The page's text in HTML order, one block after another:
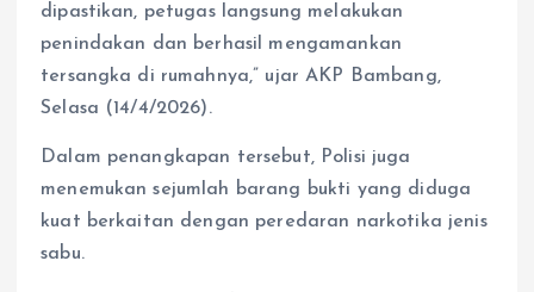
dipastikan, petugas langsung melakukan
penindakan dan berhasil mengamankan
tersangka di rumahnya,” ujar AKP Bambang,
Selasa (14/4/2026).
Dalam penangkapan tersebut, Polisi juga
menemukan sejumlah barang bukti yang diduga
kuat berkaitan dengan peredaran narkotika jenis
sabu.